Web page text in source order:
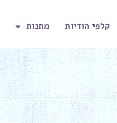
קלפי הודיות מתנות